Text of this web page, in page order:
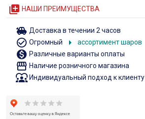
queue НАШИ ПРЕИМУЩЕСТВА
toys Доставка в течении 2 часов
check_circle_outline Огромный arrow_right ассортимент шаров
monetization_on Различные варианты оплаты
storefront Наличие розничного магазина
diversity_1Индивидуальный подход к клиенту